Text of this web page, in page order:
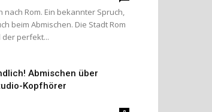
nach Rom. Ein bekannter Spruch,
beim Abmischen. Die Stadt Rom
der perfekt...
Abmischen über
Kopfhörer